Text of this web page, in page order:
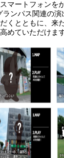
マートフォンを
ンパス関連の演
くとともに、来
めていただけます